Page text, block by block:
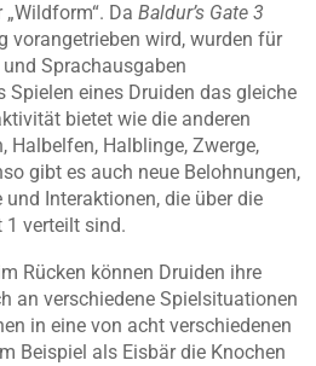
Da Baldur’s Gate 3
vorangetrieben wird, wurden für
Sprachausgaben
eines Druiden das gleiche
bietet wie die anderen
Halbelfen, Halblinge, Zwerge,
gibt es auch neue Belohnungen,
Interaktionen, die über die
1 verteilt sind.
Rücken können Druiden ihre
an verschiedene Spielsituationen
in eine von acht verschiedenen
Beispiel als Eisbär die Knochen